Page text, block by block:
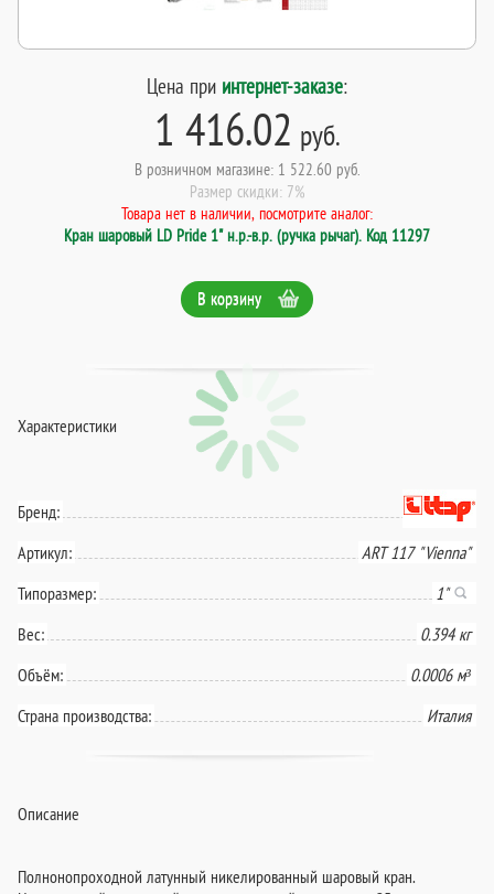
Цена при интернет-заказе:
1 416.02 руб.
В розничном магазине: 1 522.60 руб.
Размер скидки: 7%
Товара нет в наличии, посмотрите аналог:
Кран шаровый LD Pride 1" н.р.-в.р. (ручка рычаг). Код 11297
В корзину
Характеристики
Бренд:
Артикул:
ART 117 "Vienna"
Типоразмер:
1"
Вес:
0.394 кг
Объём:
0.0006 м³
Страна производства:
Италия
Описание
Полнонопроходной латунный никелированный шаровый кран.